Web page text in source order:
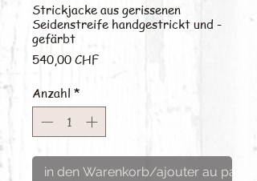
Strickjacke aus gerissenen
Seidenstreife handgestrickt und -
gefärbt
540,00 CHFPreis
Anzahl *
in den Warenkorb/ajouter au panier